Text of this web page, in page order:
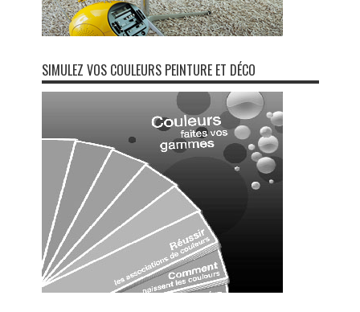
SIMULEZ VOS COULEURS PEINTURE ET DÉCO